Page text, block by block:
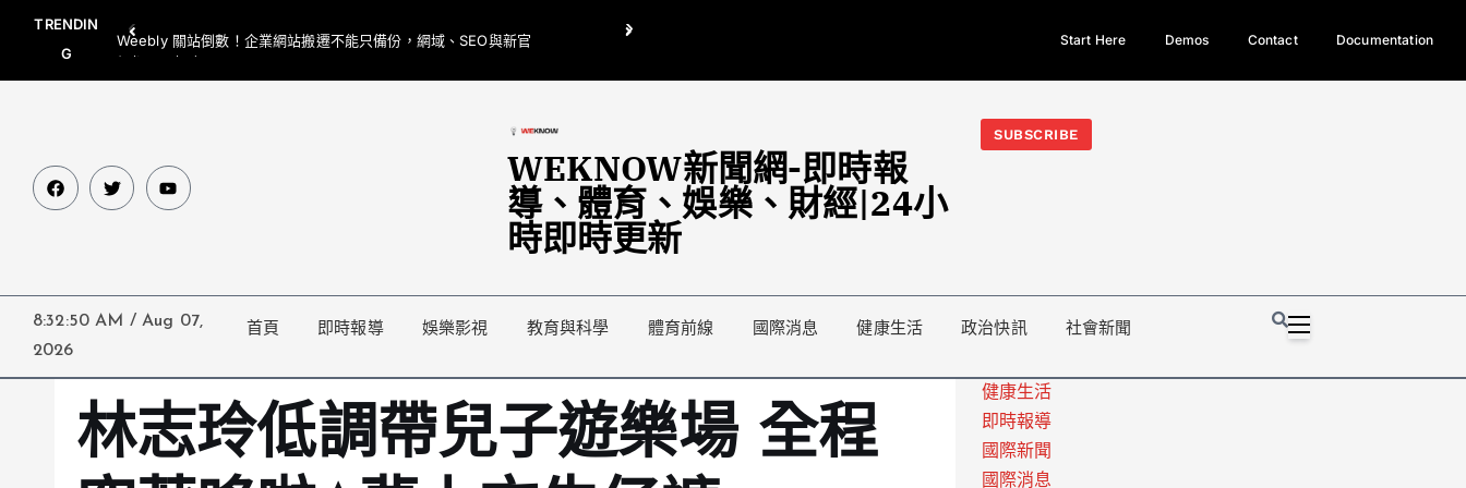
TRENDIN
G
Weebly 關站倒數！企業網站搬遷不能只備份，網域、SEO與新官
網都要一起處理
翁曉玲喊刪陸委會1295萬媒宣費惹議 梁文傑回「只能靠嘴巴」
今日熱門新聞TOP3｜西拉雅族正式成第17個原住民族、立院電競
光電場回
Start Here Demos Contact Documentation
WEKNOW新聞網-即時報
導、體育、娛樂、財經|24小
時即時更新
SUBSCRIBE
8:32:51 AM /
Aug 07,
2026
首頁 即時報導 娛樂影視 教育與科學 體育前線 國際消息 健康生活 政治快訊 社會新聞
林志玲低調帶兒子遊樂場 全程
健康生活
即時報導
國際新聞
國際消息